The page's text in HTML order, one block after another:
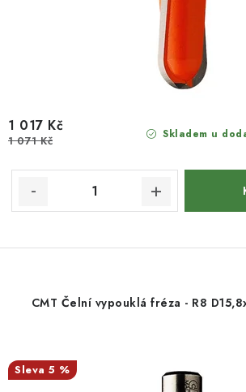
Skladem u
1 017 Kč
1 071 Kč
CMT Čelní vypouklá fréza - R8
5 %